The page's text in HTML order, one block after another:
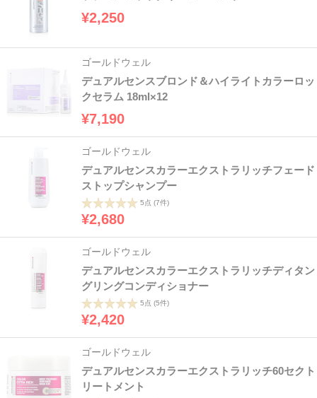
¥2,250
ゴールドウェル
デュアルセンスブロンド＆ハイライトカラーロッ
クセラム 18ml×12
¥7,190
ゴールドウェル
デュアルセンスカラーエクストラリッチフェード
ストップシャンプー
5点 (7件)
¥2,680
ゴールドウェル
デュアルセンスカラーエクストラリッチディタン
グリングコンディショナー
5点 (5件)
¥2,420
ゴールドウェル
デュアルセンスカラーエクストラリッチ60セクト
リートメント